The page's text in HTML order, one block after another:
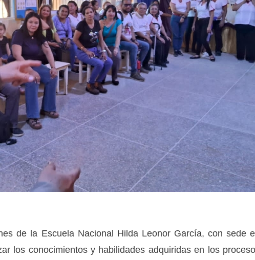
de la Escuela Nacional Hilda Leonor García, con sede
los conocimientos y habilidades adquiridas en los